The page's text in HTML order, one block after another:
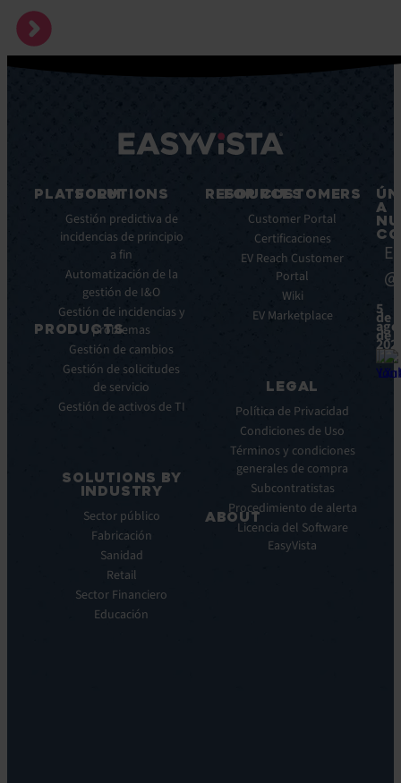
PLATFORM
Características
principales
Integraciones
PRODUCTS
ITSM:
EV
Manager
Automatización:
Orchestrate
Descubrimiento
Discovery
SOLUTIONS
Gestión predictiva de
incidencias de principio
a fin
Automatización de la
gestión de I&O
Gestión de incidencias y
problemas
Gestión de cambios
Gestión de solicitudes
de servicio
Gestión de activos de TI
SOLUTIONS BY
INDUSTRY
Sector público
Fabricación
Sanidad
Retail
Sector Financiero
Educación
RESOURCES
Ebooks
Whitepapers
Notas
prensa
ABOUT
FOR CUSTOMERS
Customer Portal
Certificaciones
EV Reach Customer
Portal
Wiki
EV Marketplace
LEGAL
Política de Privacidad
Condiciones de Uso
Términos y condiciones
generales de compra
Subcontratistas
Procedimiento de alerta
Licencia del Software
EasyVista
A
5
de
de